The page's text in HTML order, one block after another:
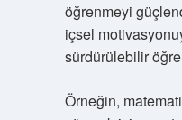
öğrenmeyi
içsel
sürdürülebilir
Örneğin,